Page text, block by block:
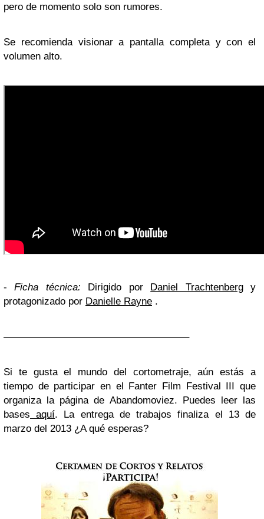
pero de momento solo son rumores.
Se recomienda visionar a pantalla completa y con el
volumen alto.
-Ficha técnica: Dirigido por Daniel Trachtenbergy
protagonizado por Danielle Rayne .
——————————————————–
Si te gusta el mundo del cortometraje, aún estás a
tiempo de participar en el Fanter Film Festival III que
organiza la página de Abandomoviez. Puedes leer las
bases aquí. La entrega de trabajos finaliza el 13 de
marzo del 2013 ¿A qué esperas?